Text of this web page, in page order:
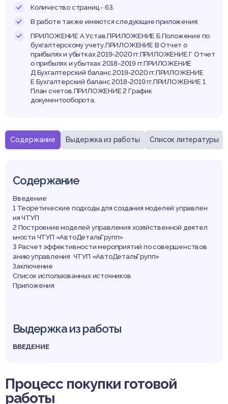
Содержание Выдержка из работы Список литературы
Содержание
Введение
1 Теоретические подходы для создания моделей управлен
ия ЧТУП
2 Построение моделей управления хозяйственной деятел
ьности ЧТУП «АвтоДетальГрупп»
3 Расчет эффективности мероприятий по совершенствов
анию управления ЧТУП «АвтоДетальГрупп»
Заключение
Список использованных источников
Приложения
Выдержка из работы
ВВЕДЕНИЕ
следующие категории:
1) Детерминированные методы исследования операций (в
Количество страниц - 63.
В работе также имеются следующие приложения:
ПРИЛОЖЕНИЕ А Устав.ПРИЛОЖЕНИЕ Б Положение по
бухгалтерскому учету.ПРИЛОЖЕНИЕ В Отчет о
прибылях и убытках 2019-2020 гг.ПРИЛОЖЕНИЕ Г Отчет
о прибылях и убытках 2018-2019 гг.ПРИЛОЖЕНИЕ
Д Бухгалтерский баланс 2019-2020 гг.ПРИЛОЖЕНИЕ
Е Бухгалтерский баланс 2018-2019 гг.ПРИЛОЖЕНИЕ 1
План счетов.ПРИЛОЖЕНИЕ 2 График
документооборота.
Процесс покупки готовой
работы